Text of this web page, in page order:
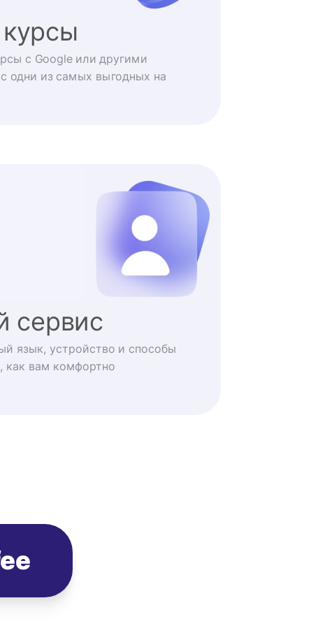
с Google или другими
одни из самых выгодных на
сервис
язык, устройство и способы
как вам комфортно